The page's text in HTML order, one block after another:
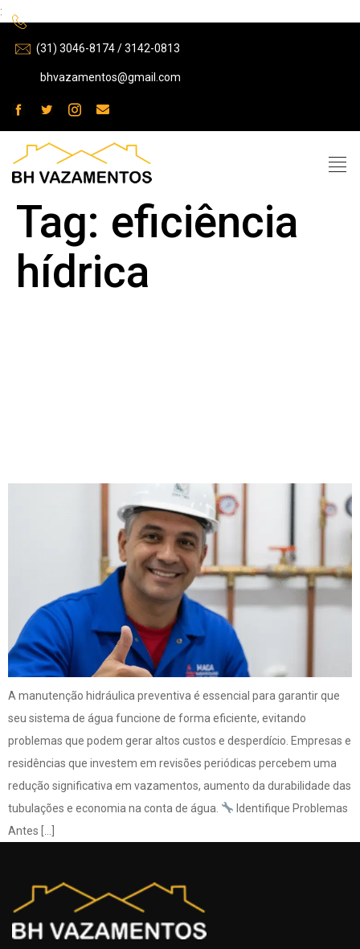
:
(31) 3046-8174 / 3142-0813
bhvazamentos@gmail.com
Tag: eficiência
hídrica
A manutenção hidráulica preventiva é essencial para garantir que
seu sistema de água funcione de forma eficiente, evitando
problemas que podem gerar altos custos e desperdício. Empresas e
residências que investem em revisões periódicas percebem uma
redução significativa em vazamentos, aumento da durabilidade das
tubulações e economia na conta de água.
Identifique Problemas
Antes […]